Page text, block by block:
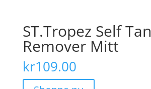
ST.Tropez Self Tan
Remover Mitt
kr109.00